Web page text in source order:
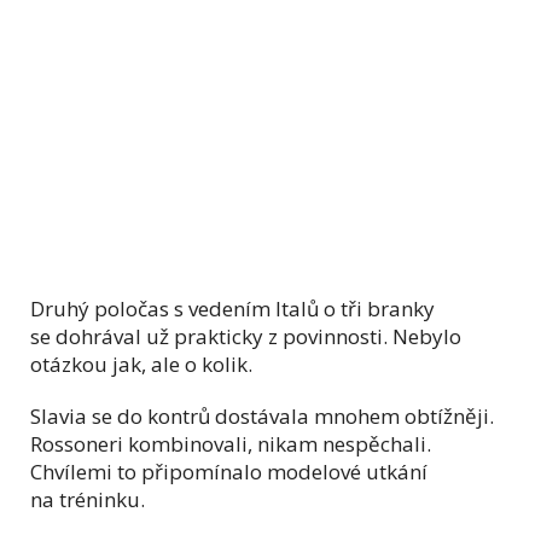
Druhý poločas s vedením Italů o tři branky
se dohrával už prakticky z povinnosti. Nebylo
otázkou jak, ale o kolik.
Slavia se do kontrů dostávala mnohem obtížněji.
Rossoneri kombinovali, nikam nespěchali.
Chvílemi to připomínalo modelové utkání
na tréninku.